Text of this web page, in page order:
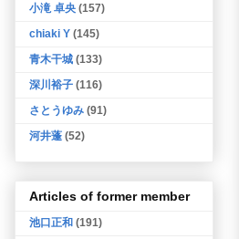
小滝 卓央 (157)
chiaki Y (145)
青木干城 (133)
深川裕子 (116)
さとうゆみ (91)
河井蓬 (52)
Articles of former member
池口正和 (191)